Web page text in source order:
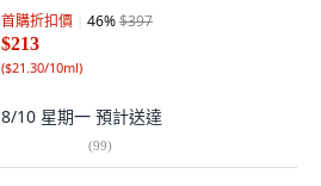
首購折扣價 46%$397
$213
($21.30/10ml)
8/10 星期一 預計送達
(99)